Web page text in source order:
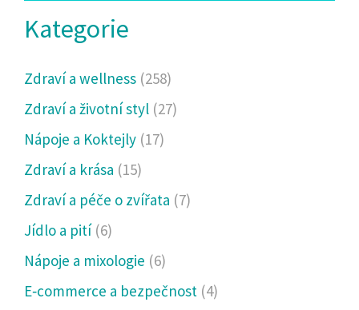
Kategorie
Zdraví a wellness (258)
Zdraví a životní styl (27)
Nápoje a Koktejly (17)
Zdraví a krása (15)
Zdraví a péče o zvířata (7)
Jídlo a pití (6)
Nápoje a mixologie (6)
E‑commerce a bezpečnost (4)